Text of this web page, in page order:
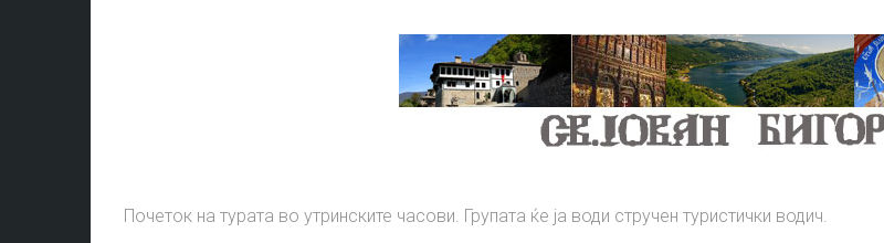
Почеток на турата во утринските часови. Групата ќе ја води стручен туристички водич.